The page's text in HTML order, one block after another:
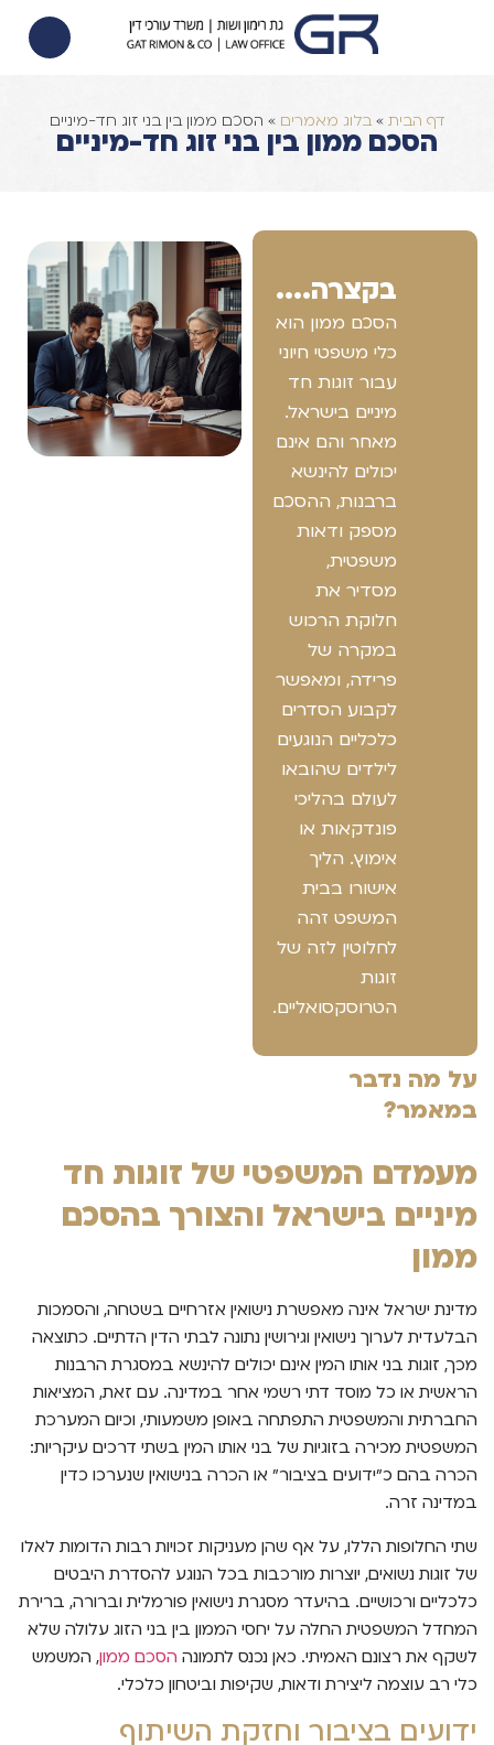
דף הבית »בלוג מאמרים » הסכם ממון בין בני זוג חד-מיניים
הסכם ממון בין בני זוג חד-מיניים
בקצרה....
הסכם ממון הוא
כלי משפטי חיוני
עבור זוגות חד
מיניים בישראל.
מאחר והם אינם
יכולים להינשא
ברבנות, ההסכם
מספק ודאות
משפטית,
מסדיר את
חלוקת הרכוש
במקרה של
פרידה, ומאפשר
לקבוע הסדרים
כלכליים הנוגעים
לילדים שהובאו
לעולם בהליכי
פונדקאות או
אימוץ. הליך
אישורו בבית
המשפט זהה
לחלוטין לזה של
זוגות
הטרוסקסואליים.
על מה נדבר
במאמר?
מעמדם המשפטי של זוגות חד
מיניים בישראל והצורך בהסכם
ממון
מדינת ישראל אינה מאפשרת נישואין אזרחיים בשטחה, והסמכות
הבלעדית לערוך נישואין וגירושין נתונה לבתי הדין הדתיים. כתוצאה
מכך, זוגות בני אותו המין אינם יכולים להינשא במסגרת הרבנות
הראשית או כל מוסד דתי רשמי אחר במדינה. עם זאת, המציאות
החברתית והמשפטית התפתחה באופן משמעותי, וכיום המערכת
המשפטית מכירה בזוגיות של בני אותו המין בשתי דרכים עיקריות:
הכרה בהם כ"ידועים בציבור" או הכרה בנישואין שנערכו כדין
במדינה זרה.
שתי החלופות הללו, על אף שהן מעניקות זכויות רבות הדומות לאלו
של זוגות נשואים, יוצרות מורכבות בכל הנוגע להסדרת היבטים
כלכליים ורכושיים. בהיעדר מסגרת נישואין פורמלית וברורה, ברירת
המחדל המשפטית החלה על יחסי הממון בין בני הזוג עלולה שלא
לשקף את רצונם האמיתי. כאן נכנס לתמונה הסכם ממון, המשמש
כלי רב עוצמה ליצירת ודאות, שקיפות וביטחון כלכלי.
ידועים בציבור וחזקת השיתוף